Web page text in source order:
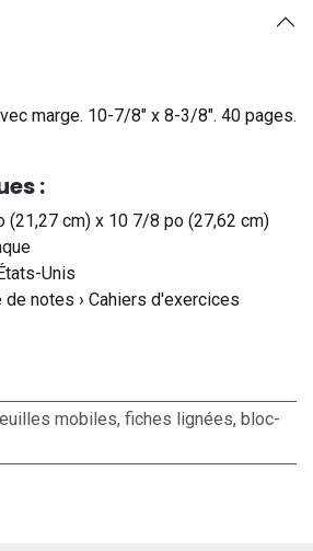
marge. 10-7/8" x 8-3/8". 40 pages.
:
(21,27 cm) x 10 7/8 po (27,62 cm)
Unis
notes › Cahiers d'exercices
mobiles, fiches lignées, bloc-